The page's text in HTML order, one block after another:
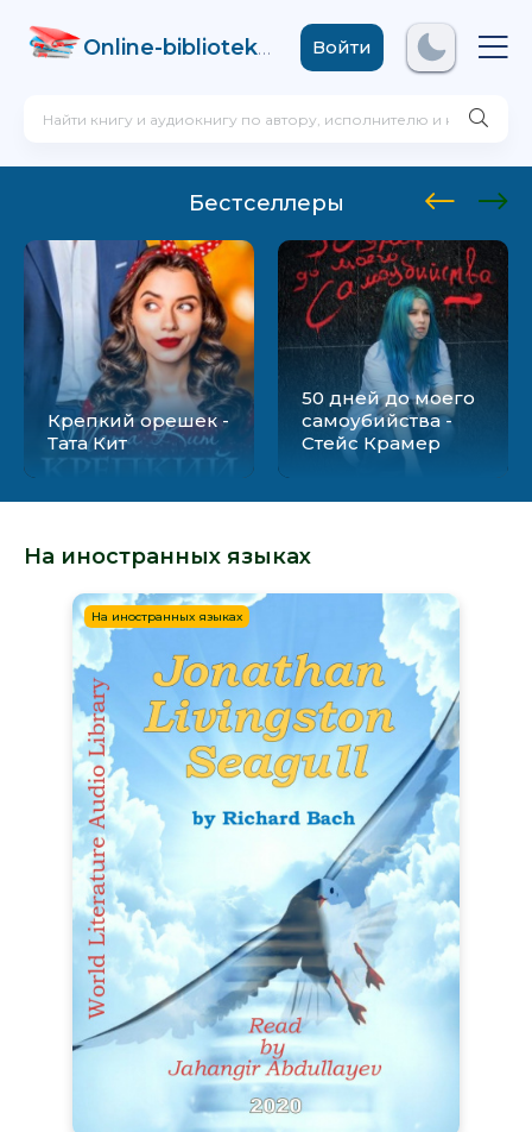
Online-biblioteka .comВойти
Бестселлеры
Крепкий орешек -
Тата Кит
50 дней до моего
самоубийства -
Стейс Крамер
На иностранных языках
На иностранных языках